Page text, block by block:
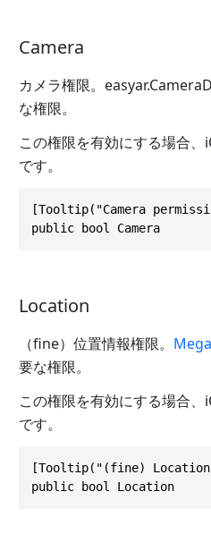
Camera
カメラ権限。
な権限。
この権限を有効にする場合
です。
[Tooltip("Camera
public bool Camera
Location
（fine）位置情報権限。
要な権限。
この権限を有効にする場合
です。
[Tooltip("(fine) Location
public bool Location